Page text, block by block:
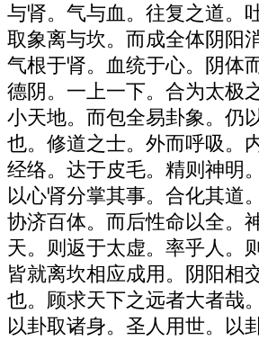
与肾。气与血。往复之道。
取象离与坎。而成全体阴阳
气根于肾。血统于心。阴体
德阴。一上一下。合为太极
小天地。而包全易卦象。仍
也。修道之士。外而呼吸。
经络。达于皮毛。精则神明
以心肾分掌其事。合化其道
协济百体。而后性命以全。
天。则返于太虚。率乎人。
皆就离坎相应成用。阴阳相
也。顾求天下之远者大者哉
以卦取诸身。圣人用世。以